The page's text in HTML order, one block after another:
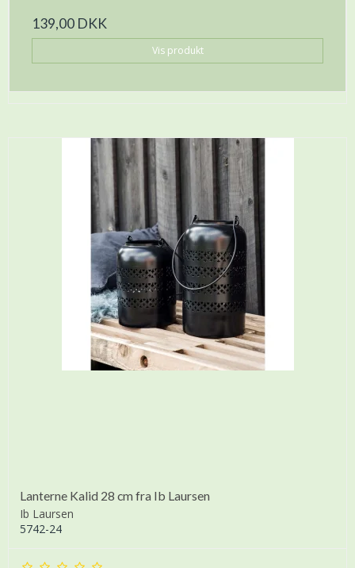
139,00 DKK
Vis produkt
Lanterne Kalid 28 cm fra Ib Laursen
Ib Laursen
5742-24